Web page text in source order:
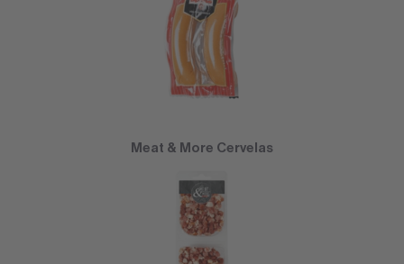
Meat & More Cervelas